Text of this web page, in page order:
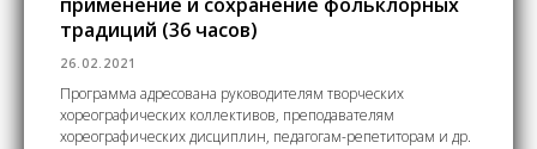
традиций (36 часов)
26.02.2021
Программа адресована руководителям творческих
хореографических коллективов, преподавателям
хореографических дисциплин, педагогам-репетиторам и др.